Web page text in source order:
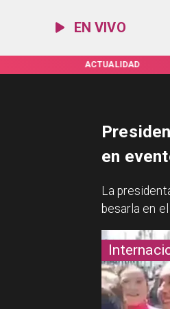
EN VIVO
ACTUALIDAD
en
La
besarla en